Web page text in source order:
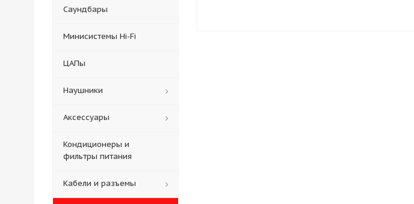
Саундбары
Минисистемы Hi-Fi
ЦАПы
Наушники
Аксессуары
Кондиционеры и
фильтры питания
Кабели и разъемы